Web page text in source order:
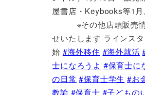
屋書店・Keybooks等1
※その他店頭販売情
せいたします ラインス
始 #海外移住 #海外就活
士になろうよ #保育士に
の日常 #保育士学生 #お
教諭 #保育士 #子どもの